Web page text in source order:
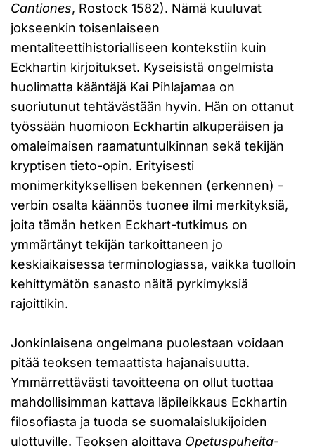
Cantiones, Rostock 1582). Nämä kuuluvat
jokseenkin toisenlaiseen
mentaliteettihistorialliseen kontekstiin kuin
Eckhartin kirjoitukset. Kyseisistä ongelmista
huolimatta kääntäjä Kai Pihlajamaa on
suoriutunut tehtävästään hyvin. Hän on ottanut
työssään huomioon Eckhartin alkuperäisen ja
omaleimaisen raamatuntulkinnan sekä tekijän
kryptisen tieto-opin. Erityisesti
monimerkityksellisen bekennen (erkennen) -
verbin osalta käännös tuonee ilmi merkityksiä,
joita tämän hetken Eckhart-tutkimus on
ymmärtänyt tekijän tarkoittaneen jo
keskiaikaisessa terminologiassa, vaikka tuolloin
kehittymätön sanasto näitä pyrkimyksiä
rajoittikin.
Jonkinlaisena ongelmana puolestaan voidaan
pitää teoksen temaattista hajanaisuutta.
Ymmärrettävästi tavoitteena on ollut tuottaa
mahdollisimman kattava läpileikkaus Eckhartin
filosofiasta ja tuoda se suomalaislukijoiden
ulottuville. Teoksen aloittava Opetuspuheita-